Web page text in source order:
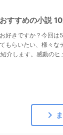
すすめの小説
好きですか？今回は
もらいたい、様々な
介します。感動のヒ
chevron_right